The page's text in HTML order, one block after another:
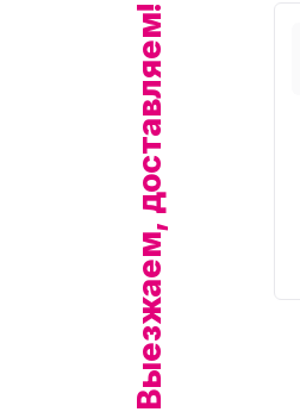
Выезжаем, доставляем!